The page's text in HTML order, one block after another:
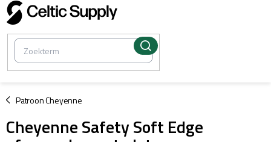
Overslaan
naar
inhoud
Patroon Cheyenne
/
Cheyenne Safety Soft Edge